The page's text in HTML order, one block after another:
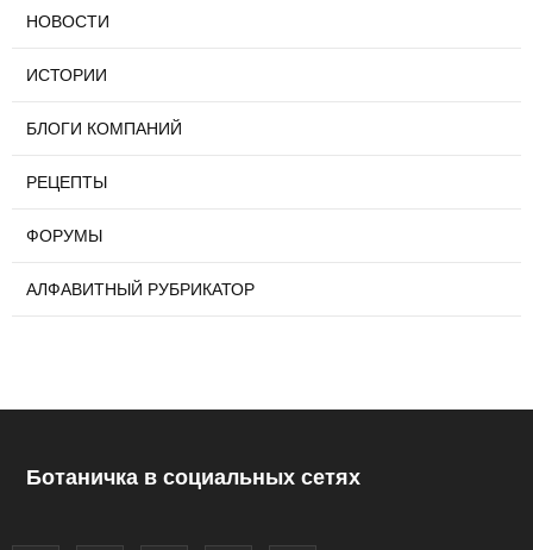
НОВОСТИ
ИСТОРИИ
БЛОГИ КОМПАНИЙ
РЕЦЕПТЫ
ФОРУМЫ
АЛФАВИТНЫЙ РУБРИКАТОР
Ботаничка в социальных сетях